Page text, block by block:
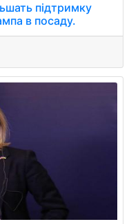
підтримку
в посаду.